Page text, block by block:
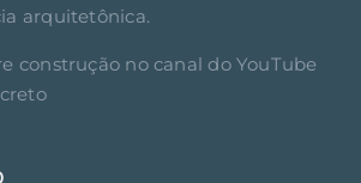
arquitetônica.
construção no canal do YouTube